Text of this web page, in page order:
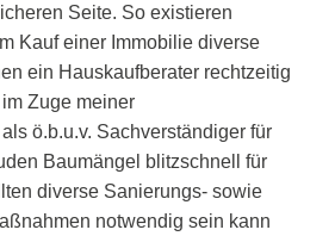
Seite. So existieren
Kauf einer Immobilie diverse
ein Hauskaufberater rechtzeitig
Zuge meiner
ö.b.u.v. Sachverständiger für
Baumängel blitzschnell für
diverse Sanierungs- sowie
notwendig sein kann